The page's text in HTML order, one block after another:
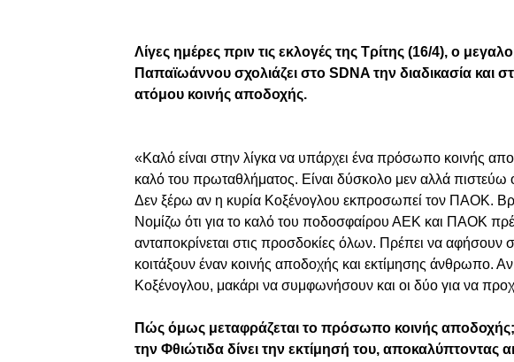
Λίγες ημέρες πριν τις εκλογές της Τρίτης (16/4), ο
Παπαϊωάννου σχολιάζει στο SDNA την διαδικασία και
ατόμου κοινής αποδοχής.
«Καλό είναι στην λίγκα να υπάρχει ένα πρόσωπο κοινής
καλό του πρωταθλήματος. Είναι δύσκολο μεν αλλά πιστεύω
Δεν ξέρω αν η κυρία Κοξένογλου εκπροσωπεί τον ΠΑΟΚ.
Νομίζω ότι για το καλό του ποδοσφαίρου ΑΕΚ και ΠΑΟΚ
ανταποκρίνεται στις προσδοκίες όλων. Πρέπει να αφήσουν
κοιτάξουν έναν κοινής αποδοχής και εκτίμησης άνθρωπο.
Κοξένογλου, μακάρι να συμφωνήσουν και οι δύο για να
Πώς όμως μεταφράζεται το πρόσωπο κοινής αποδοχής;
την Φθιώτιδα δίνει την εκτίμησή του, αποκαλύπτοντας